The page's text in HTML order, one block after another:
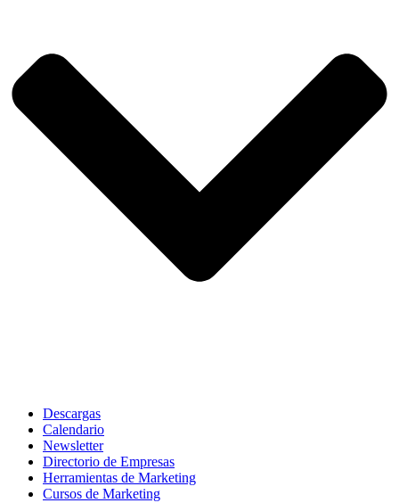
Descargas
Calendario
Newsletter
Directorio de Empresas
Herramientas de Marketing
Cursos de Marketing